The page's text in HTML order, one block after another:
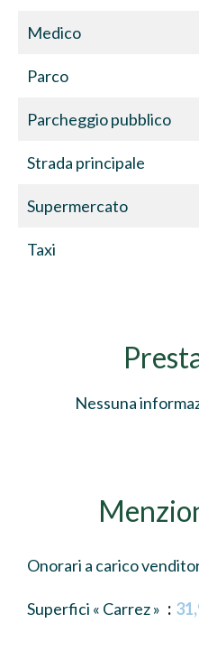
Medico
Parco
Parcheggio pubblico
Strada principale
Supermercato
Taxi
Nessuna
Onorari a carico
Superfici « Carrez »